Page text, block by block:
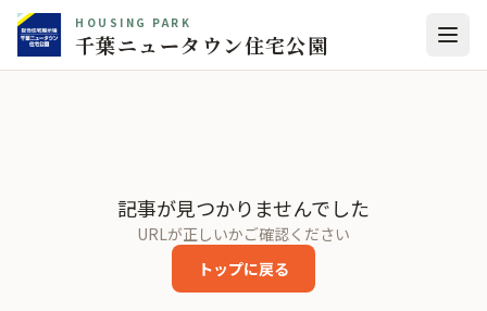
HOUSING PARK
千葉ニュータウン住宅公園
記事が見つかりませんでした
URLが正しいかご確認ください
トップに戻る